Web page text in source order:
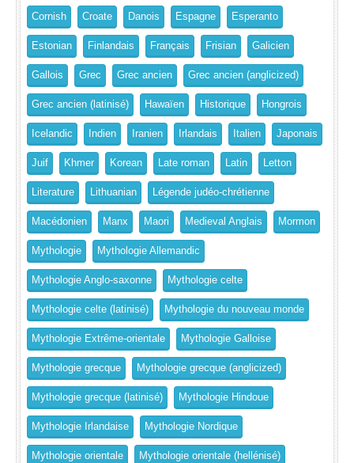
Cornish Croate Danois Espagne Esperanto
Estonian Finlandais Français Frisian Galicien
Gallois Grec Grec ancien Grec ancien (anglicized)
Grec ancien (latinisé) Hawaïen Historique Hongrois
Icelandic Indien Iranien Irlandais Italien Japonais
Juif Khmer Korean Late roman Latin Letton
Literature Lithuanian Légende judéo-chrétienne
Macédonien Manx Maori Medieval Anglais Mormon
Mythologie Mythologie Allemandic
Mythologie Anglo-saxonne Mythologie celte
Mythologie celte (latinisé) Mythologie du nouveau monde
Mythologie Extrême-orientale Mythologie Galloise
Mythologie grecque Mythologie grecque (anglicized)
Mythologie grecque (latinisé) Mythologie Hindoue
Mythologie Irlandaise Mythologie Nordique
Mythologie orientale Mythologie orientale (hellénisé)